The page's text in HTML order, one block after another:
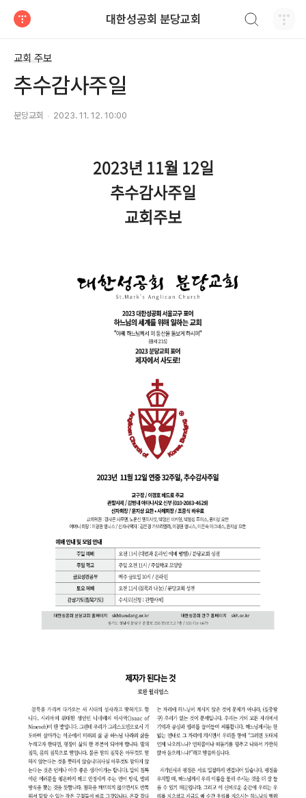
대한성공회 분당교회
교회 주보
추수감사주일
분당교회 2023. 11. 12. 10:00
2023년 11월 12일
추수감사주일
교회주보